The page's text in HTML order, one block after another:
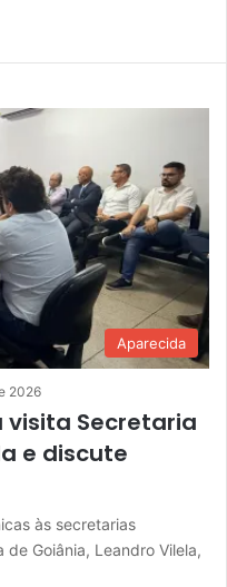
Aparecida
2026
visita Secretaria
e discute
às secretarias
Goiânia, Leandro Vilela,